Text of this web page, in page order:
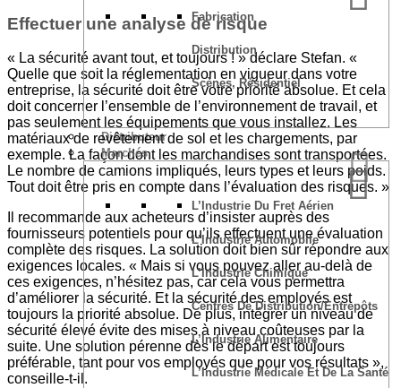
Fabrication
Distribution
Scènes, Résidentiel
Distributeur
Marchés
L’Industrie Du Fret Aérien
L’Industrie Automobile
L’Industrie Chimique
Centres De Distribution/Entrepôts
L’Industrie Alimentaire
L’Industrie Médicale Et De La Santé
Effectuer une analyse de risque
« La sécurité avant tout, et toujours ! » déclare Stefan. «
Quelle que soit la réglementation en vigueur dans votre
entreprise, la sécurité doit être votre priorité absolue. Et cela
doit concerner l’ensemble de l’environnement de travail, et
pas seulement les équipements que vous installez. Les
matériaux de revêtement de sol et les chargements, par
exemple. La façon dont les marchandises sont transportées.
Le nombre de camions impliqués, leurs types et leurs poids.
Tout doit être pris en compte dans l’évaluation des risques. »
Il recommande aux acheteurs d’insister auprès des
fournisseurs potentiels pour qu’ils effectuent une évaluation
complète des risques. La solution doit bien sûr répondre aux
exigences locales. « Mais si vous pouvez aller au-delà de
ces exigences, n’hésitez pas, car cela vous permettra
d’améliorer la sécurité. Et la sécurité des employés est
toujours la priorité absolue. De plus, intégrer un niveau de
sécurité élevé évite des mises à niveau coûteuses par la
suite. Une solution pérenne dès le départ est toujours
préférable, tant pour vos employés que pour vos résultats »,
conseille-t-il.